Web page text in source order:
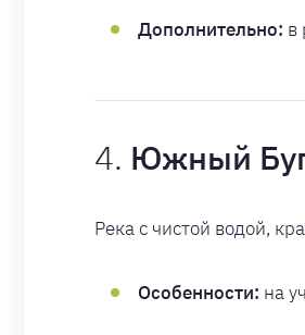
Дополнительно: в
4. Южный Буг
Река с чистой водой,
Особенности: на